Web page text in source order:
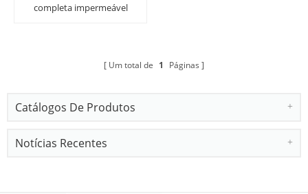
completa impermeável
Um total de 1 Páginas
Catálogos De Produtos
Notícias Recentes